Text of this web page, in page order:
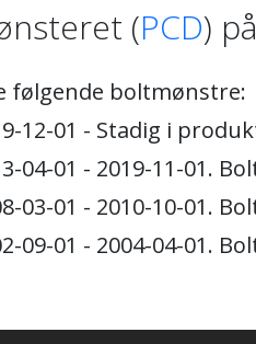
(PCD)
følgende boltmønstre:
12-01 - Stadig i
04-01 - 2019-11-01.
03-01 - 2010-10-01.
09-01 - 2004-04-01.